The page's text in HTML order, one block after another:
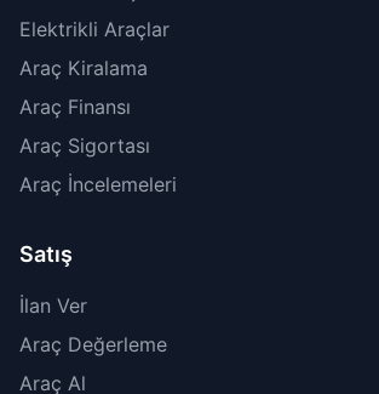
Elektrikli Araçlar
Araç Kiralama
Araç Finansı
Araç Sigortası
Araç İncelemeleri
Satış
İlan Ver
Araç Değerleme
Araç Al